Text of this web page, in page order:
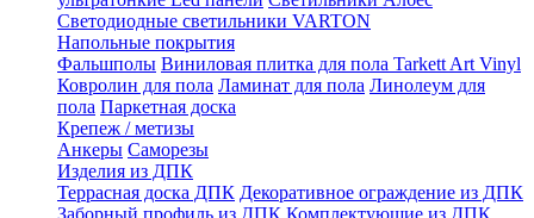
Светодиодные светильники VARTON
Напольные покрытия
Фальшполы Виниловая плитка для пола Tarkett Art Vinyl
Ковролин для пола Ламинат для пола Линолеум для
пола Паркетная доска
Крепеж / метизы
Анкеры Саморезы
Изделия из ДПК
Террасная доска ДПК Декоративное ограждение из ДПК
Заборный профиль из ДПК Комплектующие из ДПК